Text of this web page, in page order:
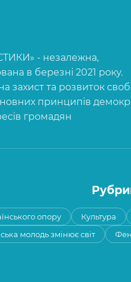
- незалежна,
в березні 2021 року.
захист та розвиток
принципів
громадян
опору Культура
молодь змінює світ